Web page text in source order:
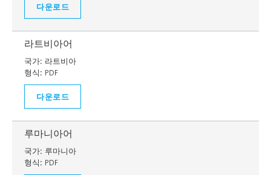
다운로드
라트비아어
국가: 라트비아
형식: PDF
다운로드
루마니아어
국가: 루마니아
형식: PDF